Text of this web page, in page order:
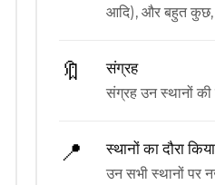
आदि), और बहुत कुछ,
🔖 संग्रह
संग्रह उन स्थानों
📍 स्थानों का दौरा किया
उन सभी स्थानों पर